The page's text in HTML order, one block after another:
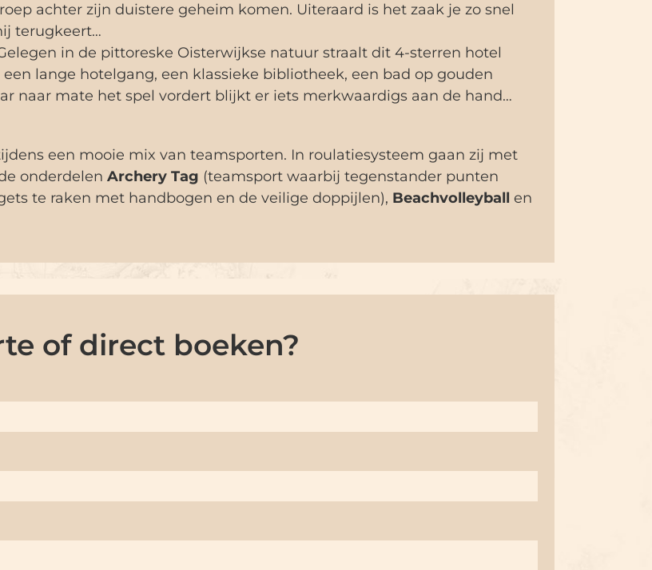
achter zijn duistere geheim komen. Uiteraard is het zaak je zo snel
terugkeert…
in de pittoreske Oisterwijkse natuur straalt dit 4-sterren hotel
lange hotelgang, een klassieke bibliotheek, een bad op gouden
naar mate het spel vordert blijkt er iets merkwaardigs aan de hand…
een mooie mix van teamsporten. In roulatiesysteem gaan zij met
onderdelen Archery Tag (teamsport waarbij tegenstander punten
te raken met handbogen en de veilige doppijlen), Beachvolleyball en
of direct boeken?